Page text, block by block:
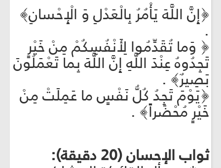
﴿إِنَّ اللَّهَ يَأْمُرُ بِالْعَدْلِ وَ الْإِحْسانِ﴾
.
﴿ وَما تُقَدِّمُوا لِأَنْفُسِكُمْ مِنْ خَيْرٍ
تَجِدُوهُ عِنْدَ اللَّهِ إِنَّ اللَّهَ بِما تَعْمَلُونَ
بَصِيرٌ﴾ .
﴿يَوْمَ تَجِدُ كُلُّ نَفْسٍ ما عَمِلَتْ مِنْ
خَيْرٍ مُحْضَراً﴾ .
ثواب الإحسان (20 دقيقة):